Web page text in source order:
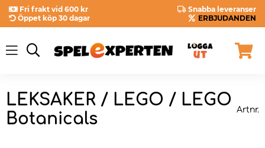
Fri frakt vid 600 kr
Snabba leveranser
Öppet köp 30 dagar
ERBJUDANDEN
LEKSAKER / LEGO / LEGO
Botanicals
Artnr.